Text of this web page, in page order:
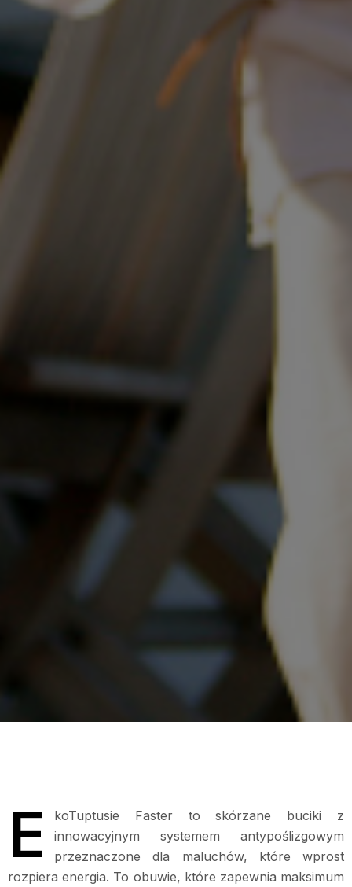
E
koTuptusie Faster to skórzane buciki z
innowacyjnym systemem antypoślizgowym
przeznaczone dla maluchów, które wprost
rozpiera energia. To obuwie, które zapewnia maksimum